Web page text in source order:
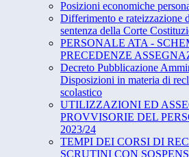
Posizioni economiche
Differimento e rateizzazione
sentenza della Corte
PERSONALE ATA -
PRECEDENZE
Decreto Pubblicazione
Disposizioni in materia di
scolastico
UTILIZZAZIONI ED
PROVVISORIE DEL
2023/24
TEMPI DEI CORSI DI
SCRUTINI CON